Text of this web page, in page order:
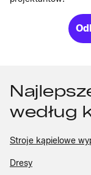
według
Stroje kąpielowe
Dresy